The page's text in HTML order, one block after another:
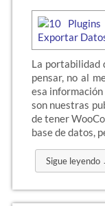
La portabilidad
pensar, no al
esa
son nuestras
de tener
base de datos,
Sigue leyendo